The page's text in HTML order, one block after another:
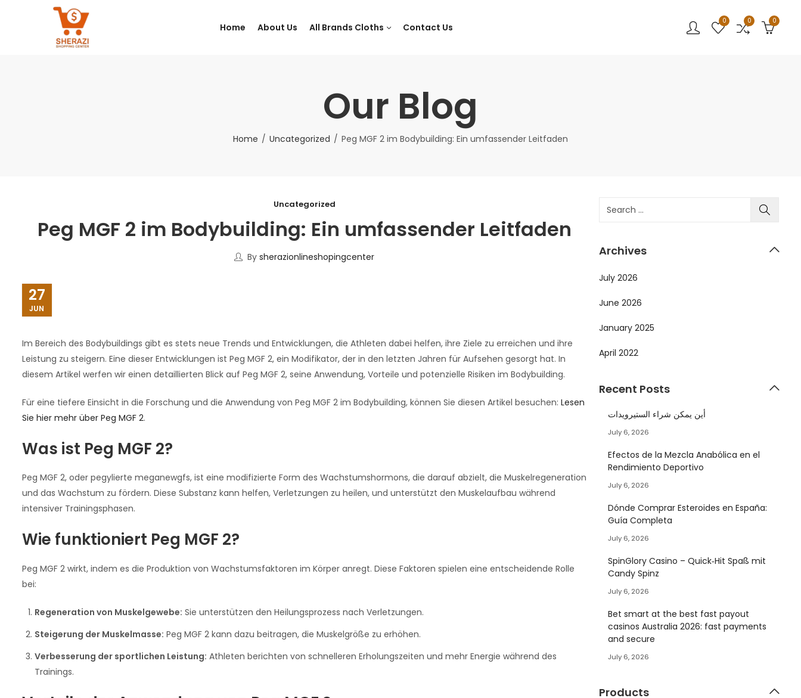
Home About Us All Brands Cloths Contact Us
0 0 0
Our Blog
Home Uncategorized Peg MGF 2 im Bodybuilding: Ein umfassender Leitfaden
Uncategorized
Peg MGF 2 im Bodybuilding: Ein umfassender Leitfaden
Bysherazionlineshopingcenter
27
JUN
Im Bereich des Bodybuildings gibt es stets neue Trends und Entwicklungen, die Athleten dabei helfen, ihre Ziele zu erreichen und ihre
Leistung zu steigern. Eine dieser Entwicklungen ist Peg MGF 2, ein Modifikator, der in den letzten Jahren für Aufsehen gesorgt hat. In
diesem Artikel werfen wir einen detaillierten Blick auf Peg MGF 2, seine Anwendung, Vorteile und potenzielle Risiken im Bodybuilding.
Für eine tiefere Einsicht in die Forschung und die Anwendung von Peg MGF 2 im Bodybuilding, können Sie diesen Artikel besuchen: Lesen
Sie hier mehr über Peg MGF 2.
Was ist Peg MGF 2?
Peg MGF 2, oder pegylierte meganewgfs, ist eine modifizierte Form des Wachstumshormons, die darauf abzielt, die Muskelregeneration
und das Wachstum zu fördern. Diese Substanz kann helfen, Verletzungen zu heilen, und unterstützt den Muskelaufbau während
intensiver Trainingsphasen.
Wie funktioniert Peg MGF 2?
Peg MGF 2 wirkt, indem es die Produktion von Wachstumsfaktoren im Körper anregt. Diese Faktoren spielen eine entscheidende Rolle
bei:
Regeneration von Muskelgewebe: Sie unterstützen den Heilungsprozess nach Verletzungen.
Steigerung der Muskelmasse: Peg MGF 2 kann dazu beitragen, die Muskelgröße zu erhöhen.
Verbesserung der sportlichen Leistung: Athleten berichten von schnelleren Erholungszeiten und mehr Energie während des
Trainings.
Archives
July 2026
June 2026
January 2025
April 2022
Recent Posts
أين يمكن شراء الستيرويدات
July 6, 2026
Efectos de la Mezcla Anabólica en el
Rendimiento Deportivo
July 6, 2026
Dónde Comprar Esteroides en España:
Guía Completa
July 6, 2026
SpinGlory Casino – Quick‑Hit Spaß mit
Candy Spinz
July 6, 2026
Bet smart at the best fast payout
casinos Australia 2026: fast payments
and secure
July 6, 2026
Products